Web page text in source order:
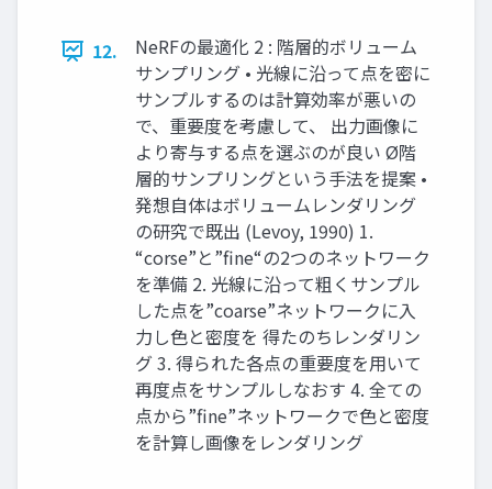
12.
NeRFの最適化 2 : 階層的ボリューム
サンプリング • 光線に沿って点を密に
サンプルするのは計算効率が悪いの
で、重要度を考慮して、 出⼒画像に
より寄与する点を選ぶのが良い Ø階
層的サンプリングという⼿法を提案 •
発想⾃体はボリュームレンダリング
の研究で既出 (Levoy, 1990) 1.
“corse”と”fine“の2つのネットワーク
を準備 2. 光線に沿って粗くサンプル
した点を”coarse”ネットワークに⼊
⼒し⾊と密度を 得たのちレンダリン
グ 3. 得られた各点の重要度を⽤いて
再度点をサンプルしなおす 4. 全ての
点から”fine”ネットワークで⾊と密度
を計算し画像をレンダリング